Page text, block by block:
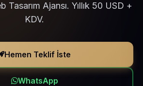
Tasarım Ajansı. Yıllık 50 USD +
KDV.
Hemen Teklif İste
WhatsApp